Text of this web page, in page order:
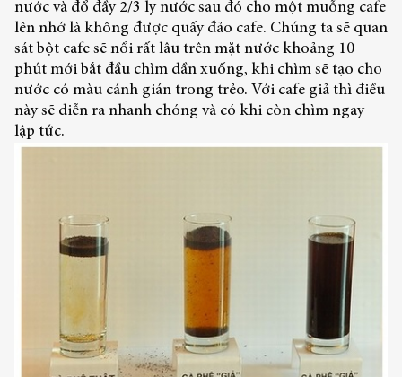
nước và đổ đầy 2/3 ly nước sau đó cho một muỗng cafe
lên nhớ là không được quấy đảo cafe. Chúng ta sẽ quan
sát bột cafe sẽ nổi rất lâu trên mặt nước khoảng 10
phút mới bắt đầu chìm dần xuống, khi chìm sẽ tạo cho
nước có màu cánh gián trong trẻo. Với cafe giả thì điều
này sẽ diễn ra nhanh chóng và có khi còn chìm ngay
lập tức.